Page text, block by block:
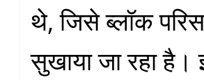
थे, जिसे ब्लॉक
सुखाया जा रहा